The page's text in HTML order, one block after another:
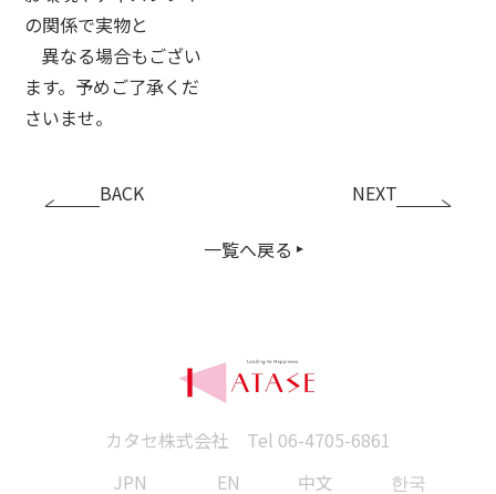
の関係で実物と
異なる場合もござい
ます。予めご了承くだ
さいませ。
BACK
一覧へ戻る
NEXT
カタセ株式会社 Tel 06-4705-6861
JPN
EN 中文 한국